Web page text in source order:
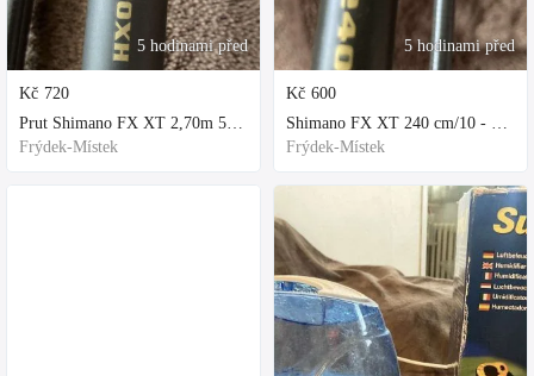
5 hodinami před
Kč 720
Prut Shimano FX XT 2,70m 50-100gr
Frýdek-Místek
5 hodinami před
Kč 600
Shimano FX XT 240 cm/10 - 30 g
Frýdek-Místek